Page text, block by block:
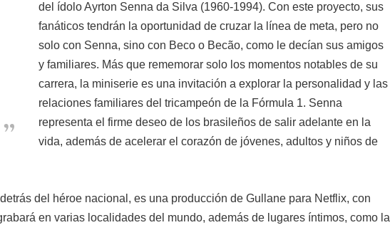
del ídolo Ayrton Senna da Silva (1960-1994). Con este proyecto, sus
fanáticos tendrán la oportunidad de cruzar la línea de meta, pero no
solo con Senna, sino con Beco o Becão, como le decían sus amigos
y familiares. Más que rememorar solo los momentos notables de su
carrera, la miniserie es una invitación a explorar la personalidad y las
relaciones familiares del tricampeón de la Fórmula 1. Senna
representa el firme deseo de los brasileños de salir adelante en la
vida, además de acelerar el corazón de jóvenes, adultos y niños de
del héroe nacional, es una producción de Gullane para Netflix, con
en varias localidades del mundo, además de lugares íntimos, como la